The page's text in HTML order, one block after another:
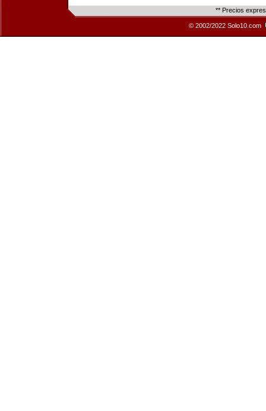
** Precios
© 2002/2022 Solo10.com